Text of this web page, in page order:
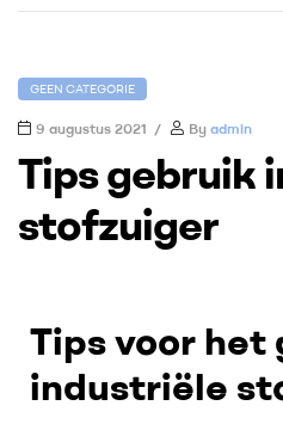
GEEN CATEGORIE
9 augustus 2021 By admin
Tips gebruik
stofzuiger
Tips voor het
industriële